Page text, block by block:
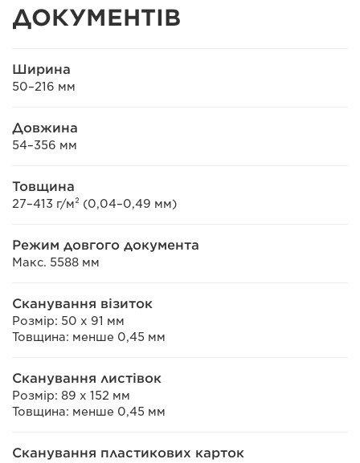
ДОКУМЕНТІВ
Ширина
50–216 мм
Довжина
54–356 мм
Товщина
27–413 г/м² (0,04–0,49 мм)
Режим довгого документа
Макс. 5588 мм
Сканування візиток
Розмір: 50 x 91 мм
Товщина: менше 0,45 мм
Сканування листівок
Розмір: 89 x 152 мм
Товщина: менше 0,45 мм
Сканування пластикових карток